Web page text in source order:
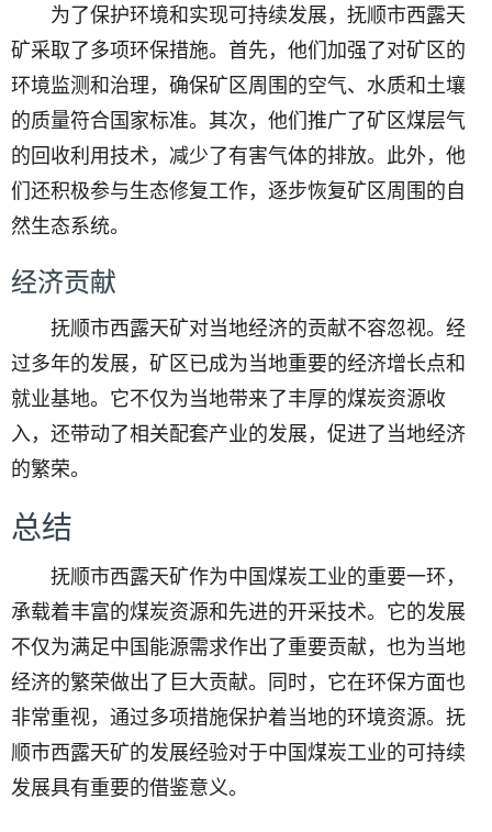
为了保护环境和实现可持续发展，抚顺市西露天
矿采取了多项环保措施。首先，他们加强了对矿区的
环境监测和治理，确保矿区周围的空气、水质和土壤
的质量符合国家标准。其次，他们推广了矿区煤层气
的回收利用技术，减少了有害气体的排放。此外，他
们还积极参与生态修复工作，逐步恢复矿区周围的自
然生态系统。
经济贡献
抚顺市西露天矿对当地经济的贡献不容忽视。经
过多年的发展，矿区已成为当地重要的经济增长点和
就业基地。它不仅为当地带来了丰厚的煤炭资源收
入，还带动了相关配套产业的发展，促进了当地经济
的繁荣。
总结
抚顺市西露天矿作为中国煤炭工业的重要一环，
承载着丰富的煤炭资源和先进的开采技术。它的发展
不仅为满足中国能源需求作出了重要贡献，也为当地
经济的繁荣做出了巨大贡献。同时，它在环保方面也
非常重视，通过多项措施保护着当地的环境资源。抚
顺市西露天矿的发展经验对于中国煤炭工业的可持续
发展具有重要的借鉴意义。